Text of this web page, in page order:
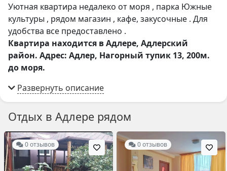
Уютная квартира недалеко от моря , парка Южные
культуры , рядом магазин , кафе, закусочные . Для
удобства все предоставлено .
Квартира находится в Адлере, Адлерский
район. Адрес: Адлер, Нагорный тупик 13, 200м.
до моря.
Отдых в Адлере рядом
0 отзывов 0 отзывов